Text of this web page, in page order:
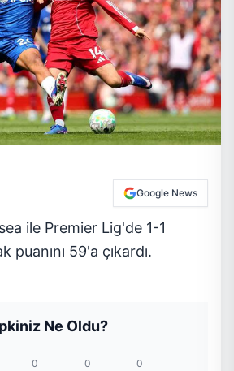
Google News
ile Premier Lig'de 1-1
puanını 59'a çıkardı.
Ne Oldu?
0 0 0